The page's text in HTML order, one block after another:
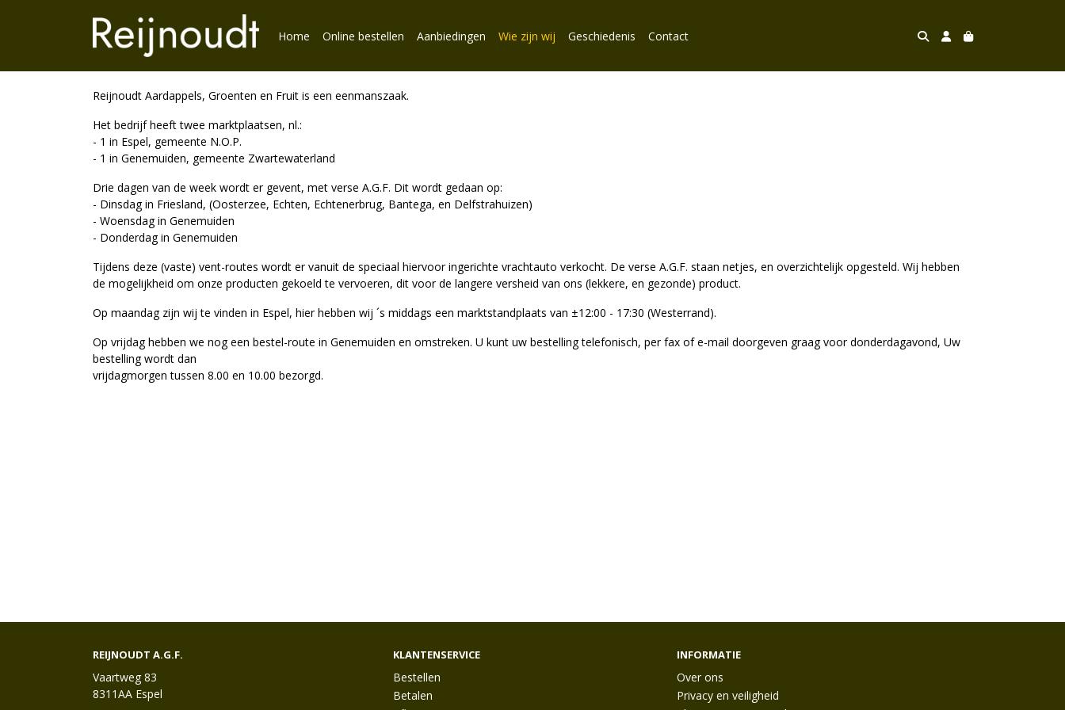
Home Online bestellen Aanbiedingen Wie zijn wij Geschiedenis Contact
Reijnoudt Aardappels, Groenten en Fruit is een eenmanszaak.
Het bedrijf heeft twee marktplaatsen, nl.:
- 1 in Espel, gemeente N.O.P.
- 1 in Genemuiden, gemeente Zwartewaterland
Drie dagen van de week wordt er gevent, met verse A.G.F. Dit wordt gedaan op:
- Dinsdag in Friesland, (Oosterzee, Echten, Echtenerbrug, Bantega, en Delfstrahuizen)
- Woensdag in Genemuiden
- Donderdag in Genemuiden
Tijdens deze (vaste) vent-routes wordt er vanuit de speciaal hiervoor ingerichte vrachtauto verkocht. De verse A.G.F. staan netjes, en overzichtelijk opgesteld. Wij hebben
de mogelijkheid om onze producten gekoeld te vervoeren, dit voor de langere versheid van ons (lekkere, en gezonde) product.
Op maandag zijn wij te vinden in Espel, hier hebben wij ´s middags een marktstandplaats van ±12:00 - 17:30 (Westerrand).
Op vrijdag hebben we nog een bestel-route in Genemuiden en omstreken. U kunt uw bestelling telefonisch, per fax of e-mail doorgeven graag voor donderdagavond, Uw
bestelling wordt dan
vrijdagmorgen tussen 8.00 en 10.00 bezorgd.
REIJNOUDT A.G.F.
Vaartweg 83
8311AA Espel
KLANTENSERVICE
Bestellen
Betalen
INFORMATIE
Over ons
Privacy en veiligheid